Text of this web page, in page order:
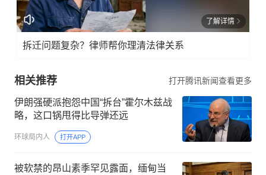
了解详情
拆迁问题复杂？律师帮你理清法律关系
相关推荐 打开腾讯新闻查看更多
伊朗强硬派抱怨中国“拆台”霍尔木兹战
略，这口锅甩得比导弹还远
环球局内人 打开APP
被软禁的昂山素季罕见露面，缅甸当